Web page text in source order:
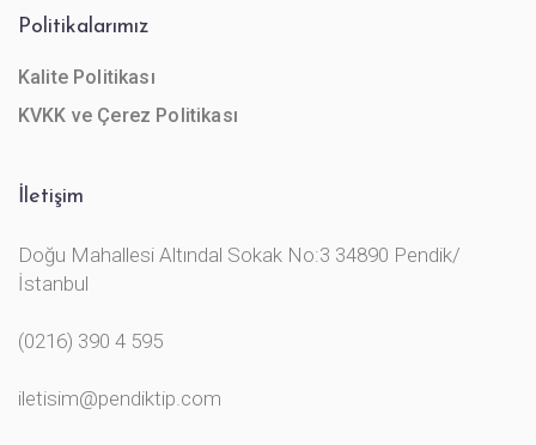
Politikalarımız
Kalite Politikası
KVKK ve Çerez Politikası
İletişim
Doğu Mahallesi Altındal Sokak No:3 34890 Pendik/
İstanbul
(0216) 390 4 595
iletisim@pendiktip.com